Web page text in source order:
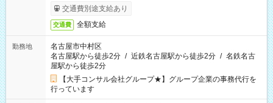
交通費別途支給あり
交通費 全額支給
勤務地
名古屋市中村区
名古屋駅から徒歩2分 / 近鉄名古屋駅から徒歩2分 / 名鉄名古
屋駅から徒歩2分
【大手コンサル会社グループ★】グループ企業の事務代行を
行っています